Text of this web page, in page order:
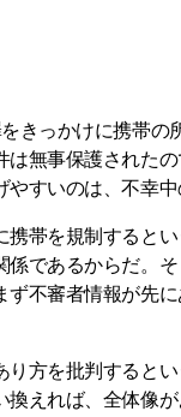
きっかけに携帯の
は無事保護された
すいのは、不幸
帯を規制すると
係であるからだ。
ず不審者情報が先
方を批判すると
えれば、全体像